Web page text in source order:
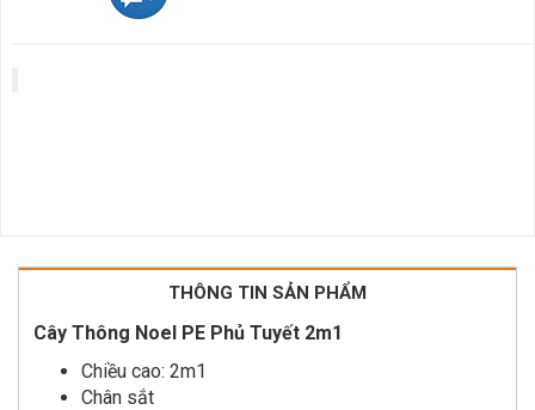
THÔNG TIN SẢN PHẨM
Cây Thông Noel PE Phủ Tuyết 2m1
Chiều cao: 2m1
Chân sắt